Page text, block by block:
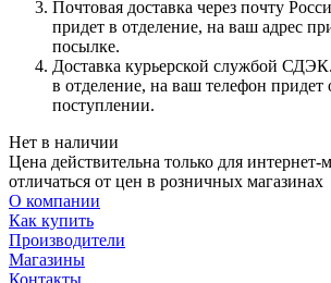
Почтовая доставка через почту
придет в отделение, на ваш адрес
посылке.
Доставка курьерской службой
в отделение, на ваш телефон
поступлении.
Нет в наличии
Цена действительна только для интернет-
отличаться от цен в розничных магазинах
О компании
Как купить
Производители
Магазины
Контакты